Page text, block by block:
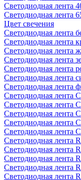
Светодиодная лента
Светодиодная лента
Цвет свечения
Светодиодная лента
Светодиодная лента
Светодиодная лента
Светодиодная лента
Светодиодная лента
Светодиодная лента
Светодиодная лента
Светодиодная лента
Светодиодная лента
Светодиодная лента
Светодиодная лента
Светодиодная лента
Светодиодная лента
Светодиодная лента
Светодиодная лента
Светодиодная лента
Светодиодная лента